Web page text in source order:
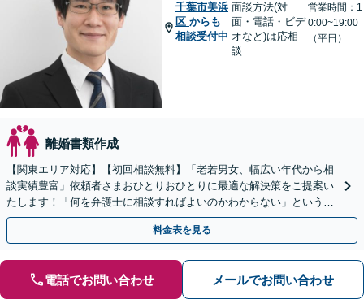
千葉市美浜
区 からも
相談受付中
面談方法(対
面・電話・ビデ
オなど)は応相
談
営業時間：1
0:00~19:00
（平日）
離婚書類作成
【関東エリア対応】【初回相談無料】「老若男女、幅広い年代から相
談実績豊富」依頼者さまおひとりおひとりに最適な解決策をご提案い
たします！「何を弁護士に相談すればよいのかわからない」という方
も、まずはお気軽にご連絡ください【休日・夜間相談可】
料金表を見る
電話でお問い合わせ メールでお問い合わせ